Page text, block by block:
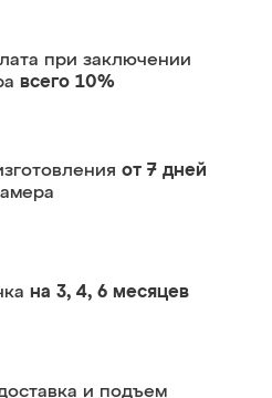
при заключении
всего 10%
от 7 дней
на 3, 4, 6 месяцев
и подъем